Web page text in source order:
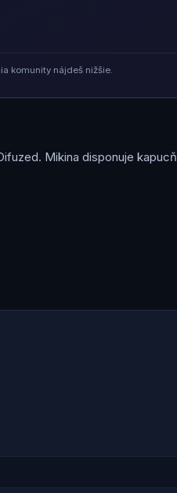
komunity nájdeš nižšie.
Mikina disponuje